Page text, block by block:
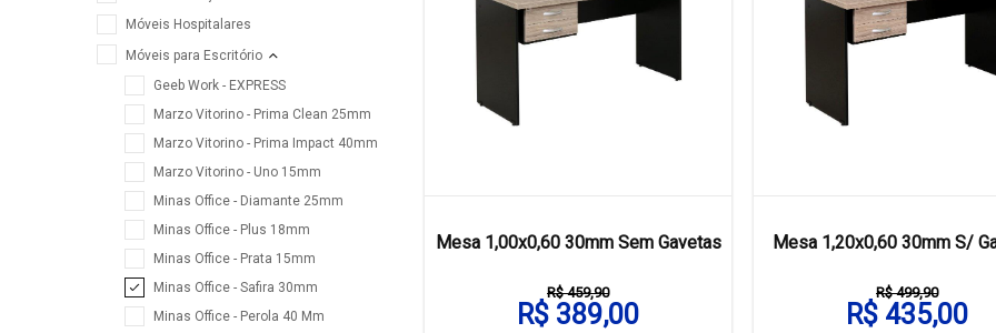
Móveis Hospitalares
Móveis para Escritório
Geeb Work - EXPRESS
Marzo Vitorino - Prima Clean 25mm
Marzo Vitorino - Prima Impact 40mm
Marzo Vitorino - Uno 15mm
Minas Office - Diamante 25mm
Minas Office - Plus 18mm
Minas Office - Prata 15mm
Minas Office - Safira 30mm
Minas Office - Perola 40 Mm
Mesa 1,00x0,60 30mm Sem Gavetas
R$ 459,90
R$ 389,00
Mesa 1,20x0,60 30mm S/
R$ 499,90
R$ 435,00